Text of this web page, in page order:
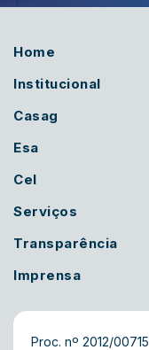
Home
Institucional
Casag
Esa
Cel
Serviços
Transparência
Imprensa
Proc. nº 2012/